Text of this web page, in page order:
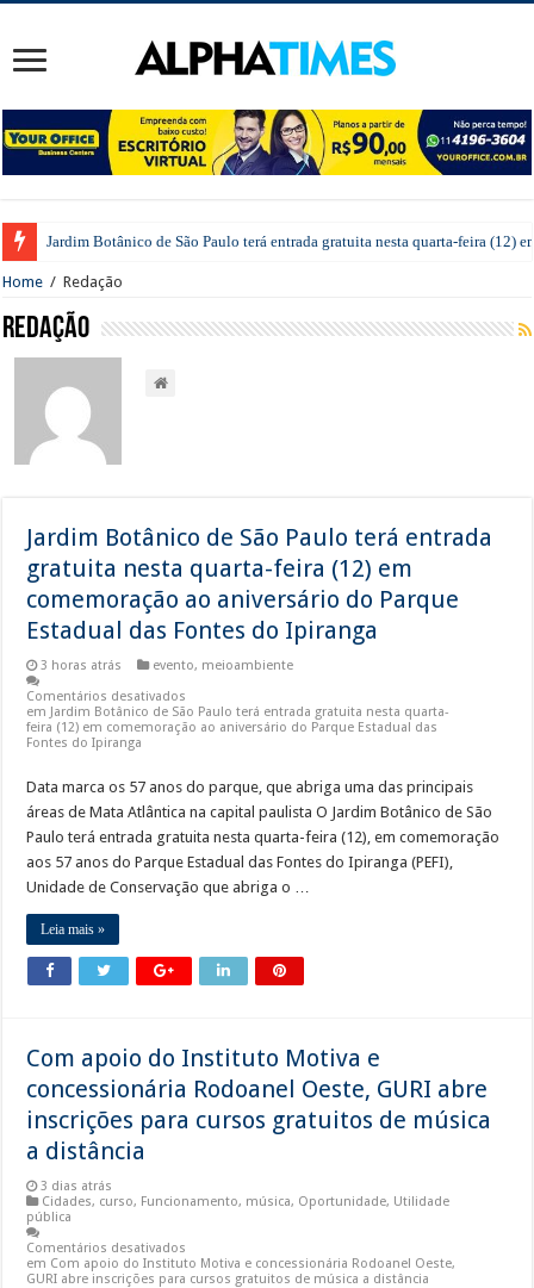
Com apoio do Instituto Motiva e concessionária Rodoanel Oeste, GURI
Home / Redação
Redação
Jardim Botânico de São Paulo terá entrada
gratuita nesta quarta-feira (12) em
comemoração ao aniversário do Parque
Estadual das Fontes do Ipiranga
3 horas atrás evento, meioambiente
Comentários desativados
em Jardim Botânico de São Paulo terá entrada gratuita nesta quarta-
feira (12) em comemoração ao aniversário do Parque Estadual das
Fontes do Ipiranga
Data marca os 57 anos do parque, que abriga uma das principais
áreas de Mata Atlântica na capital paulista O Jardim Botânico de São
Paulo terá entrada gratuita nesta quarta-feira (12), em comemoração
aos 57 anos do Parque Estadual das Fontes do Ipiranga (PEFI),
Unidade de Conservação que abriga o …
Leia mais »
Com apoio do Instituto Motiva e
concessionária Rodoanel Oeste, GURI abre
inscrições para cursos gratuitos de música
a distância
3 dias atrás
Cidades, curso, Funcionamento, música, Oportunidade, Utilidade
pública
Comentários desativados
em Com apoio do Instituto Motiva e concessionária Rodoanel Oeste,
GURI abre inscrições para cursos gratuitos de música a distância